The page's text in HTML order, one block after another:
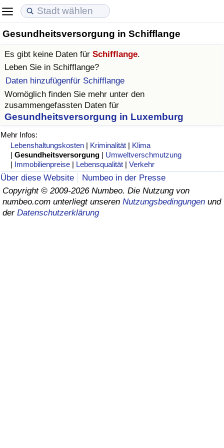
Gesundheitsversorgung in Schifflange
Es gibt keine Daten für Schifflange.
Leben Sie in Schifflange?
Daten hinzufügenfür Schifflange
Womöglich finden Sie mehr unter den
zusammengefassten Daten für
Gesundheitsversorgung in Luxemburg
Mehr Infos:
Lebenshaltungskosten | Kriminalität | Klima
|Gesundheitsversorgung | Umweltverschmutzung
| Immobilienpreise | Lebensqualität |Verkehr
Über diese Website
Numbeo in der Presse
Copyright © 2009-2026 Numbeo. Die Nutzung von
numbeo.com unterliegt unseren Nutzungsbedingungen und
der Datenschutzerklärung
Lebenshaltungskosten
Lebenshaltungskosten-Index (aktuell)
Lebenshaltungskosten-Index
Lebenshaltungskosten-Index nach Land
in Akaba
Immobilienpreise
Immobilienpreis-Index (aktuell)
Immobilienpreis-Index
Immobilienpreis-Index nach Land
Lebensqualität
Lebensqualität-Index
Lebensqualität-Index (aktuell)
Lebensqualitätsindex nach Land
Kriminalität
Kriminalitäts-Index (aktuell)
Kriminalitäts-Index
Kriminalitätsindex nach Land